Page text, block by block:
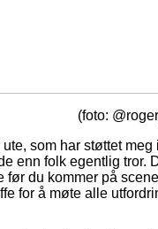
(foto:
som har støttet
enn folk egentlig
før du kommer på
for å møte alle